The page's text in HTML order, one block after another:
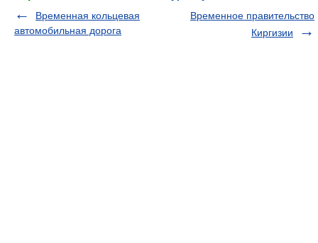
Временная кольцевая
автомобильная дорога
Временное правительство
Киргизии